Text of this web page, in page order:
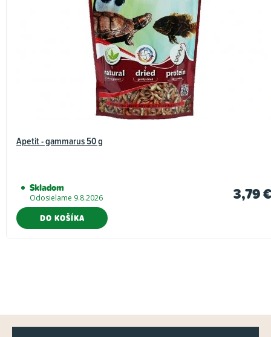
Apetit - gammarus 50 g
Skladom
Odosielame 9.8.2026 3,79
DO KOŠÍKA